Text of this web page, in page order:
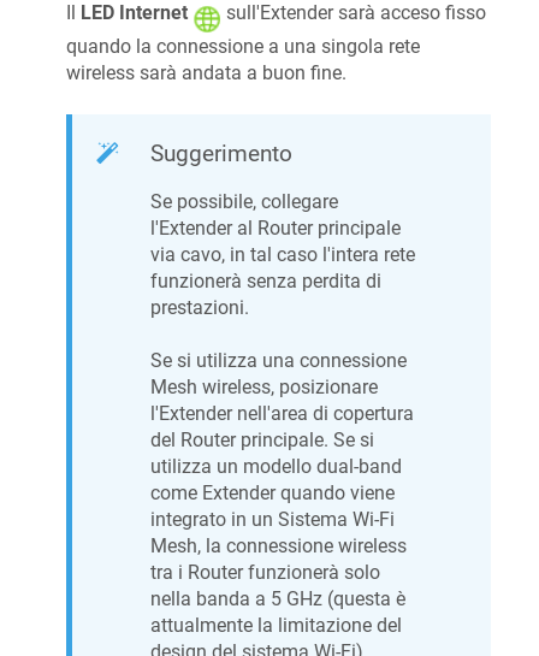
Il LED Internet
sull'Extender sarà acceso fisso
quando la connessione a una singola rete
wireless sarà andata a buon fine.
Suggerimento
Se possibile, collegare
l'Extender al Router principale
via cavo, in tal caso l'intera rete
funzionerà senza perdita di
prestazioni.
Se si utilizza una connessione
Mesh wireless, posizionare
l'Extender nell'area di copertura
del Router principale. Se si
utilizza un modello dual-band
come Extender quando viene
integrato in un Sistema Wi-Fi
Mesh, la connessione wireless
tra i Router funzionerà solo
nella banda a 5 GHz (questa è
attualmente la limitazione del